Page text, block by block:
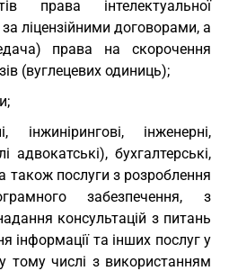
права інтелектуальної
за ліцензійними договорами, а
права на скорочення
(вуглецевих одиниць);
інжинірингові, інженерні,
адвокатські), бухгалтерські,
також послуги з розроблення
забезпечення, з
консультацій з питань
інформації та інших послуг у
тому числі з використанням